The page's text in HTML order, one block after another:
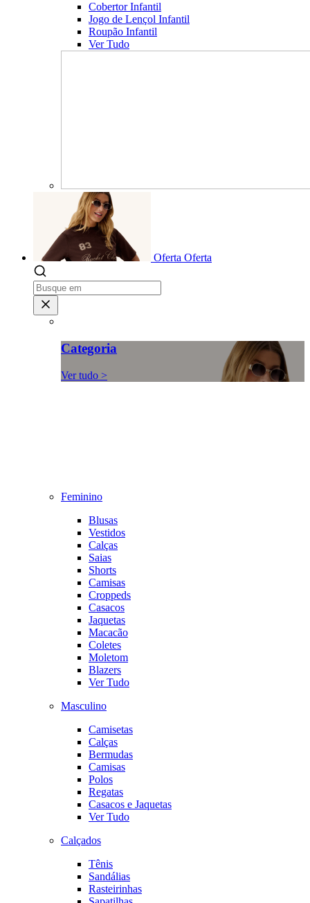
Cobertor Infantil
Jogo de Lençol Infantil
Roupão Infantil
Ver Tudo
Oferta Oferta
Categoria
Ver tudo >
Feminino
Blusas
Vestidos
Calças
Saias
Shorts
Camisas
Croppeds
Casacos
Jaquetas
Macacão
Coletes
Moletom
Blazers
Ver Tudo
Masculino
Camisetas
Calças
Bermudas
Camisas
Polos
Regatas
Casacos e Jaquetas
Ver Tudo
Calçados
Tênis
Sandálias
Rasteirinhas